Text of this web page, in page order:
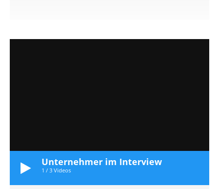
Unternehmer im Interview
1 / 3 Videos